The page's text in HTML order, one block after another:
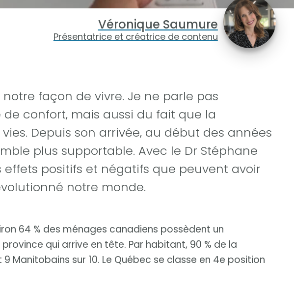
Véronique Saumure
Présentatrice et créatrice de contenu
façon de vivre. Je ne parle pas
confort, mais aussi du fait que la
Depuis son arrivée, au début des années
plus supportable. Avec le Dr Stéphane
effets positifs et négatifs que peuvent avoir
notre monde.
64 % des ménages canadiens possèdent un
qui arrive en tête. Par habitant, 90 % de la
Manitobains sur 10. Le Québec se classe en 4e position